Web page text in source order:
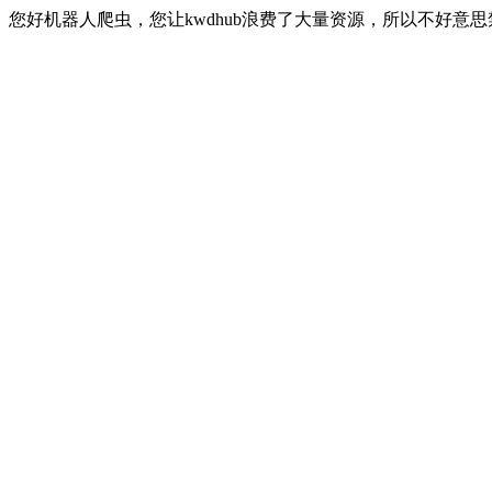
您好机器人爬虫，您让kwdhub浪费了大量资源，所以不好意思